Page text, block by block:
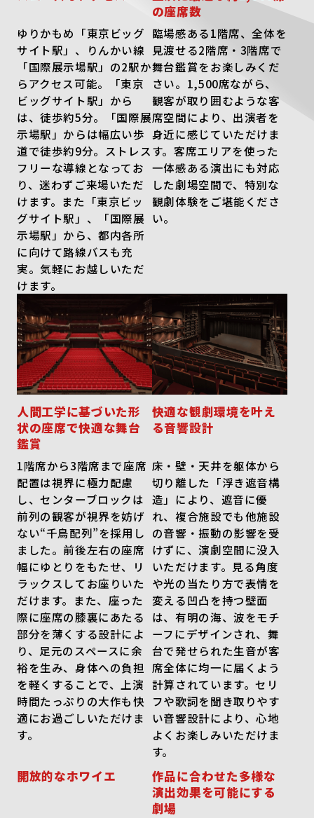
ゆりかもめ「東京ビッグ
サイト駅」、りんかい線
「国際展示場駅」の2駅か
らアクセス可能。「東京
ビッグサイト駅」から
は、徒歩約5分。「国際展
示場駅」からは幅広い歩
道で徒歩約9分。ストレス
フリーな導線となってお
り、迷わずご来場いただ
けます。また「東京ビッ
グサイト駅」、「国際展
示場駅」から、都内各所
に向けて路線バスも充
実。気軽にお越しいただ
けます。
の座席数
臨場感ある1階席、全体を
見渡せる2階席・3階席で
舞台鑑賞をお楽しみくだ
さい。1,500席ながら、
観客が取り囲むような客
席空間により、出演者を
身近に感じていただけま
す。客席エリアを使った
一体感ある演出にも対応
した劇場空間で、特別な
観劇体験をご堪能くださ
い。
人間工学に基づいた形
状の座席で快適な舞台
鑑賞
1階席から3階席まで座席
配置は視界に極力配慮
し、センターブロックは
前列の観客が視界を妨げ
ない“千鳥配列”を採用し
ました。前後左右の座席
幅にゆとりをもたせ、リ
ラックスしてお座りいた
だけます。また、座った
際に座席の膝裏にあたる
部分を薄くする設計によ
り、足元のスペースに余
裕を生み、身体への負担
を軽くすることで、上演
時間たっぷりの大作も快
適にお過ごしいただけま
す。
快適な観劇環境を叶え
る音響設計
床・壁・天井を躯体から
切り離した「浮き遮音構
造」により、遮音に優
れ、複合施設でも他施設
の音響・振動の影響を受
けずに、演劇空間に没入
いただけます。見る角度
や光の当たり方で表情を
変える凹凸を持つ壁面
は、有明の海、波をモチ
ーフにデザインされ、舞
台で発せられた生音が客
席全体に均一に届くよう
計算されています。セリ
フや歌詞を聞き取りやす
い音響設計により、心地
よくお楽しみいただけま
す。
開放的なホワイエ
作品に合わせた多様な
演出効果を可能にする
劇場